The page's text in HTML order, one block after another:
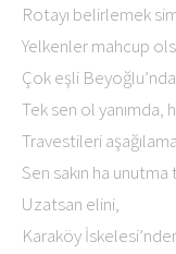
Rotayı belirlemek
Yelkenler mahcup
Çok eşli
Tek sen ol yanımda,
Travestileri
Sen sakın ha
Uzatsan elini,
Karaköy